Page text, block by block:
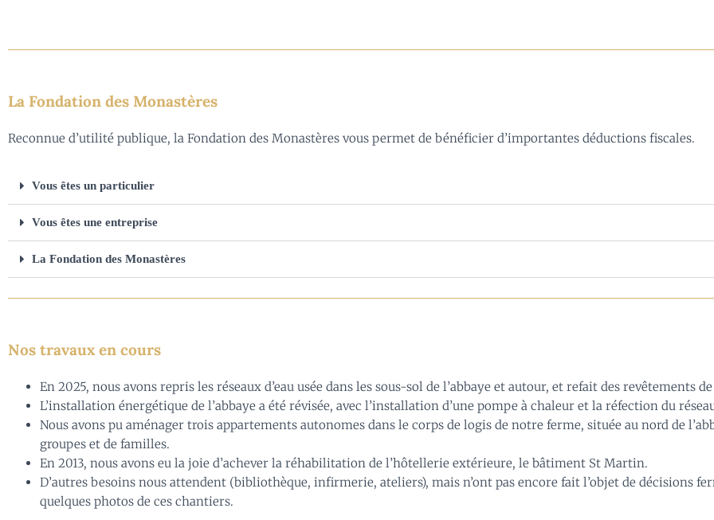
La Fondation des Monastères
Reconnue d’utilité publique, la Fondation des Monastères vous permet de bénéficier d’importantes déductions fiscales.
Vous êtes un particulier
Vous êtes une entreprise
La Fondation des Monastères
Nos travaux en cours
En 2025, nous avons repris les réseaux d’eau usée dans les sous-sol de l’abbaye et autour, et refait des revêtements
L’installation énergétique de l’abbaye a été révisée, avec l’installation d’une pompe à chaleur et la réfection du
Nous avons pu aménager trois appartements autonomes dans le corps de logis de notre ferme, située au nord de
groupes et de familles.
En 2013, nous avons eu la joie d’achever la réhabilitation de l’hôtellerie extérieure, le bâtiment St Martin.
D’autres besoins nous attendent (bibliothèque, infirmerie, ateliers), mais n’ont pas encore fait l’objet de décisions
quelques photos de ces chantiers.